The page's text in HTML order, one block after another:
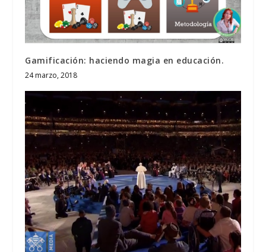
Gamificación: haciendo magia en educación.
24 marzo, 2018